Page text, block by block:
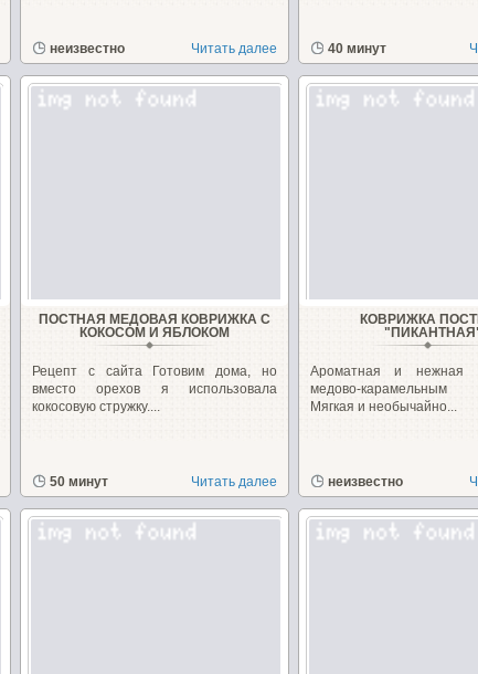
неизвестно Читать далее 40 минут
ПОСТНАЯ МЕДОВАЯ КОВРИЖКА С
КОКОСОМ И ЯБЛОКОМ
Рецепт с сайта Готовим дома, но
вместо орехов я использовала
кокосовую стружку....
50 минут Читать далее
КОВРИЖКА
Ароматная и нежная
медово-карамельным
Мягкая и необычайно...
неизвестно